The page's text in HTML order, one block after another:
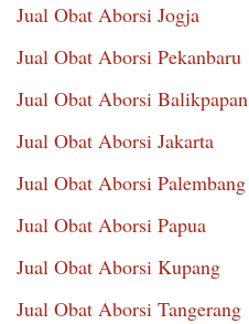
Jual Obat Aborsi Jogja
Jual Obat Aborsi Pekanbaru
Jual Obat Aborsi Balikpapan
Jual Obat Aborsi Jakarta
Jual Obat Aborsi Palembang
Jual Obat Aborsi Papua
Jual Obat Aborsi Kupang
Jual Obat Aborsi Tangerang